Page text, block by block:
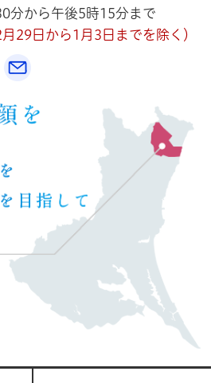
分から午後5時15分まで
29日から1月3日までを除く）
X公式LINE
高萩市YouTube公式チャンネル